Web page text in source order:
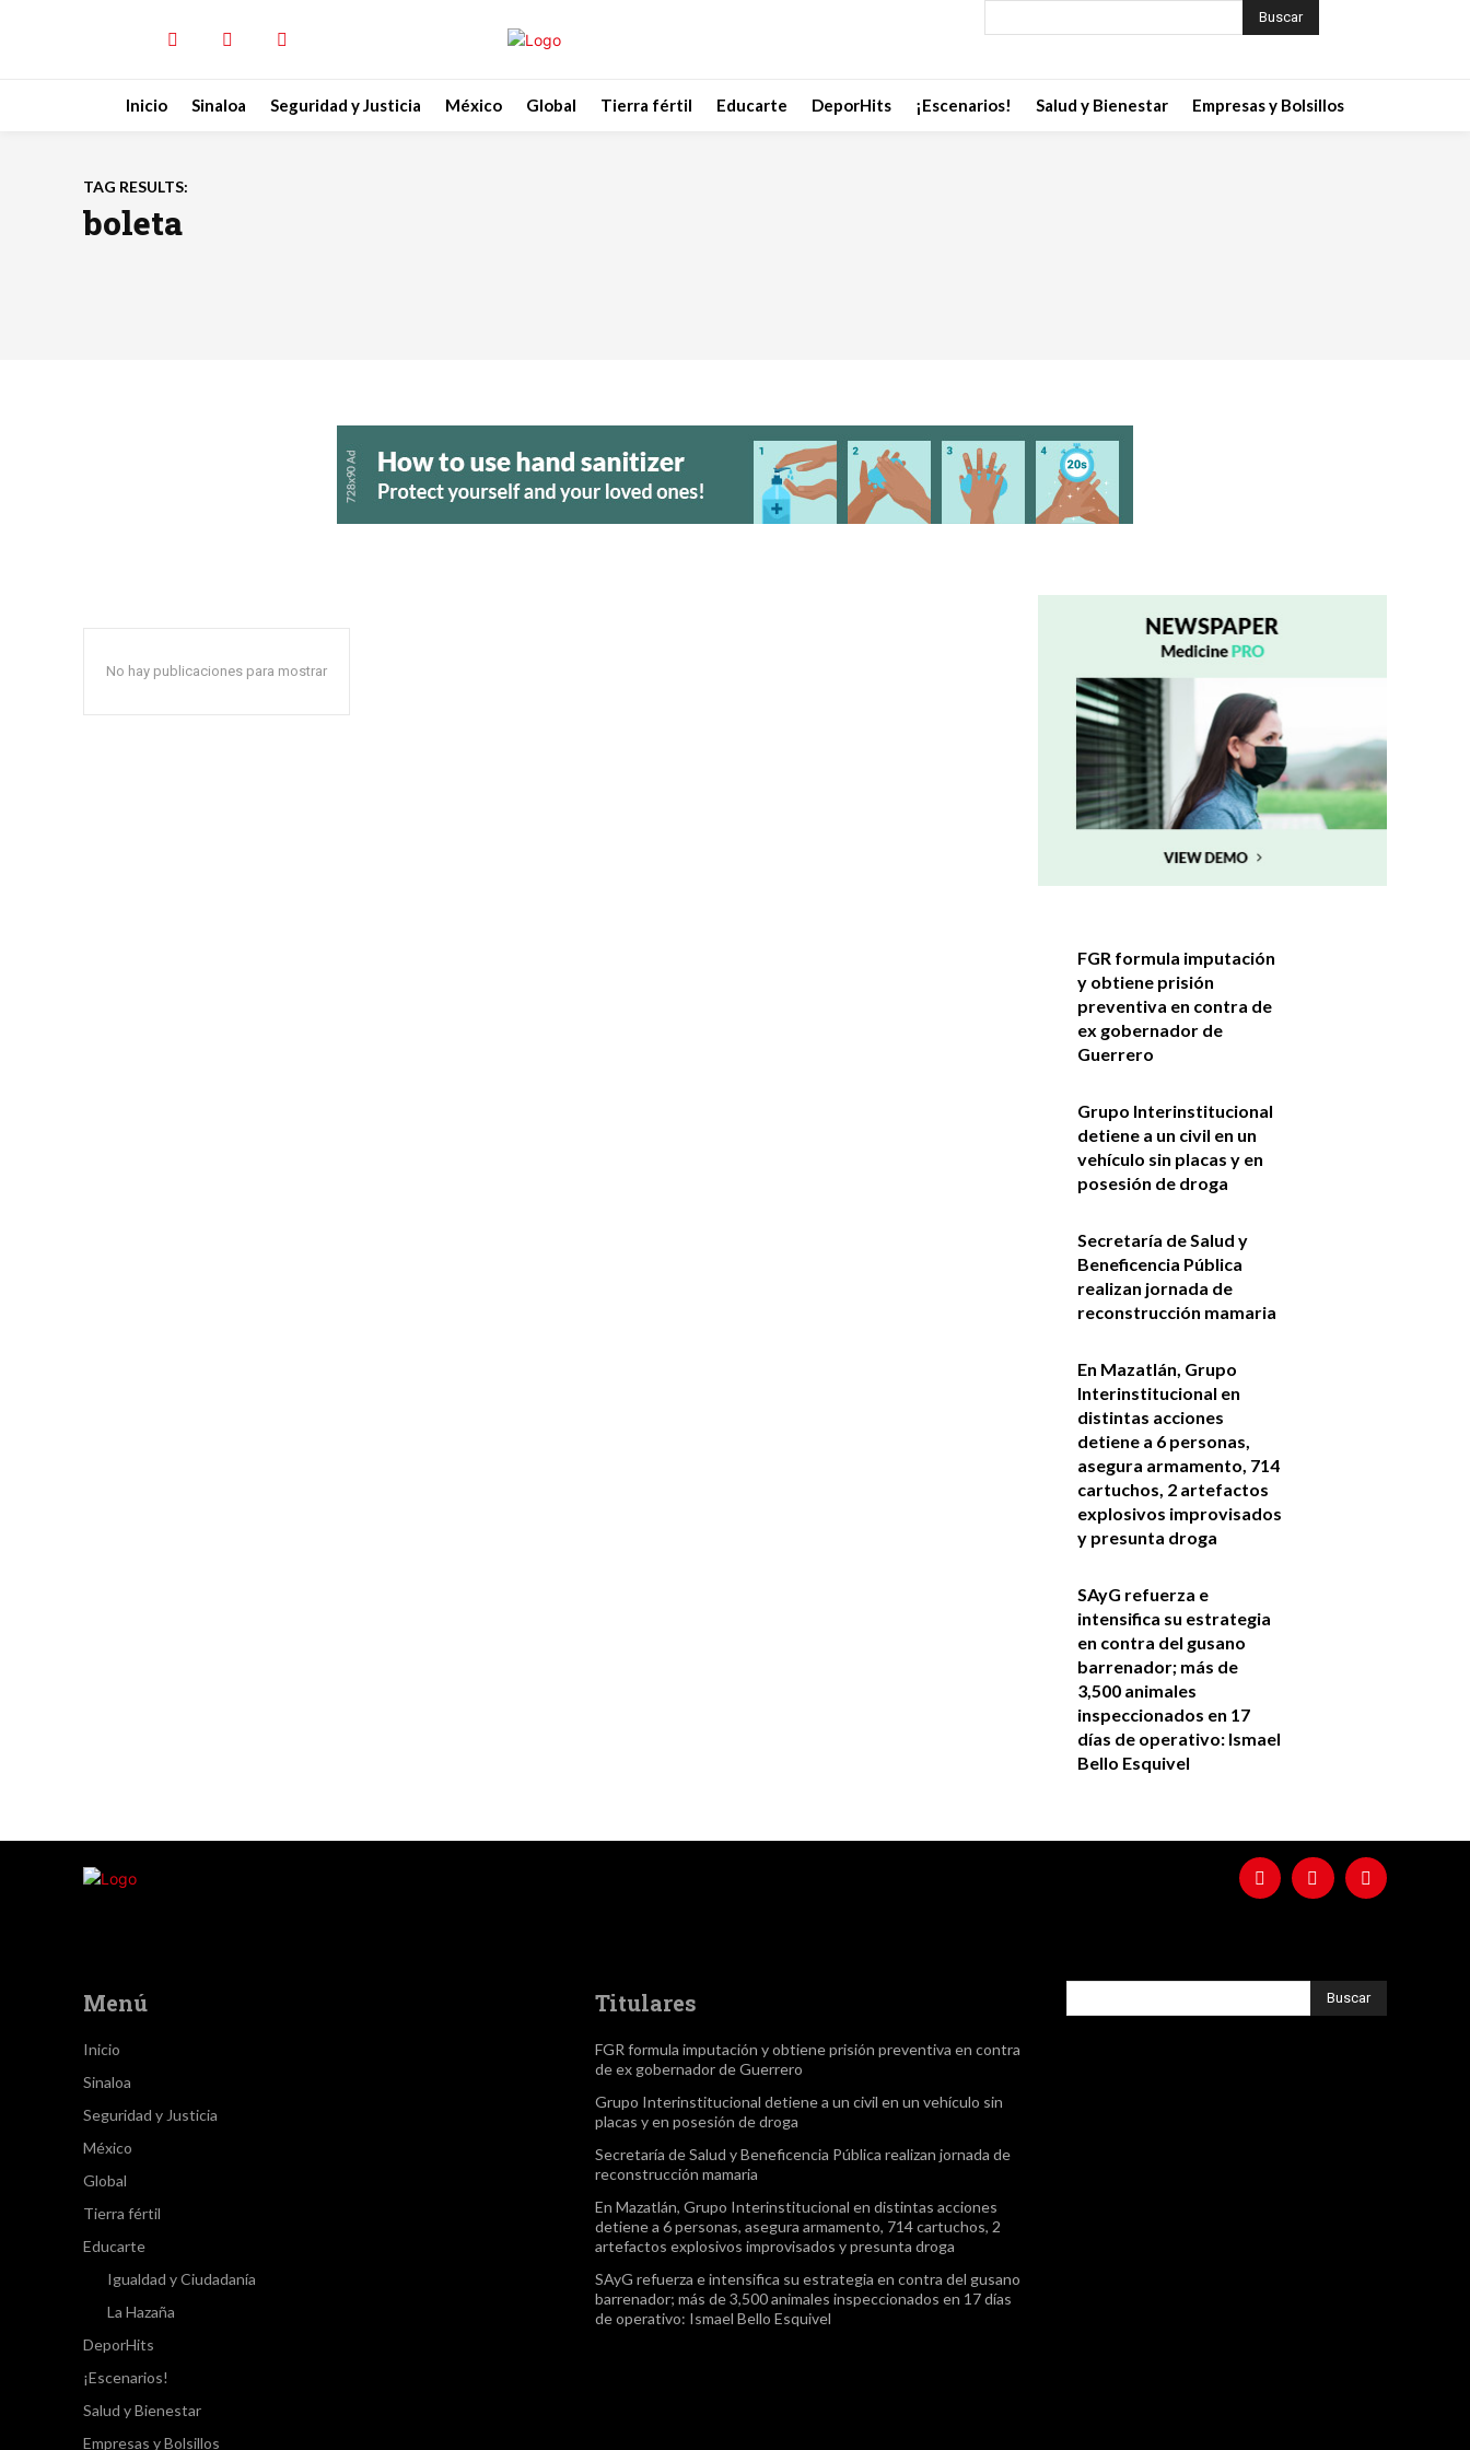
Buscar
Inicio Sinaloa Seguridad y Justicia México Global Tierra fértil Educarte DeporHits ¡Escenarios! Salud y Bienestar Empresas y Bolsillos
TAG RESULTS:
boleta
No hay publicaciones para mostrar
FGR formula imputación
y obtiene prisión
preventiva en contra de
ex gobernador de
Guerrero
Grupo Interinstitucional
detiene a un civil en un
vehículo sin placas y en
posesión de droga
Secretaría de Salud y
Beneficencia Pública
realizan jornada de
reconstrucción mamaria
En Mazatlán, Grupo
Interinstitucional en
distintas acciones
detiene a 6 personas,
asegura armamento, 714
cartuchos, 2 artefactos
explosivos improvisados
y presunta droga
SAyG refuerza e
intensifica su estrategia
en contra del gusano
barrenador; más de
3,500 animales
inspeccionados en 17
días de operativo: Ismael
Bello Esquivel
Menú
Inicio
Sinaloa
Seguridad y Justicia
México
Global
Tierra fértil
Educarte
Igualdad y Ciudadanía
La Hazaña
DeporHits
¡Escenarios!
Salud y Bienestar
Empresas y Bolsillos
Titulares
FGR formula imputación y obtiene prisión preventiva en contra
de ex gobernador de Guerrero
Grupo Interinstitucional detiene a un civil en un vehículo sin
placas y en posesión de droga
Secretaría de Salud y Beneficencia Pública realizan jornada de
reconstrucción mamaria
En Mazatlán, Grupo Interinstitucional en distintas acciones
detiene a 6 personas, asegura armamento, 714 cartuchos, 2
artefactos explosivos improvisados y presunta droga
SAyG refuerza e intensifica su estrategia en contra del gusano
barrenador; más de 3,500 animales inspeccionados en 17 días
de operativo: Ismael Bello Esquivel
Buscar